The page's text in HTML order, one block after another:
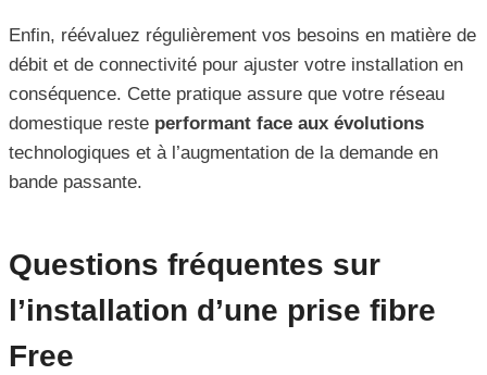
Enfin, réévaluez régulièrement vos besoins en matière de
débit et de connectivité pour ajuster votre installation en
conséquence. Cette pratique assure que votre réseau
domestique reste performant face aux évolutions
technologiques et à l’augmentation de la demande en
bande passante.
Questions fréquentes sur
l’installation d’une prise fibre
Free